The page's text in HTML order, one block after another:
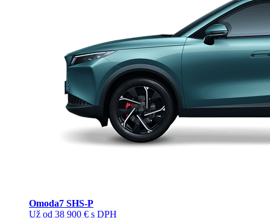
Omoda7 SHS-P
Už od 38 900 € s DPH